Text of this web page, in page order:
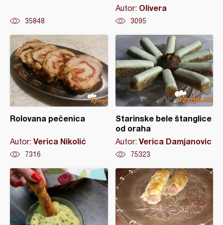
35848
Autor: Olivera
3095
Rolovana pečenica
Autor: Verica Nikolić
7316
Starinske bele štanglice
od oraha
Autor: Verica Damjanovic
75323